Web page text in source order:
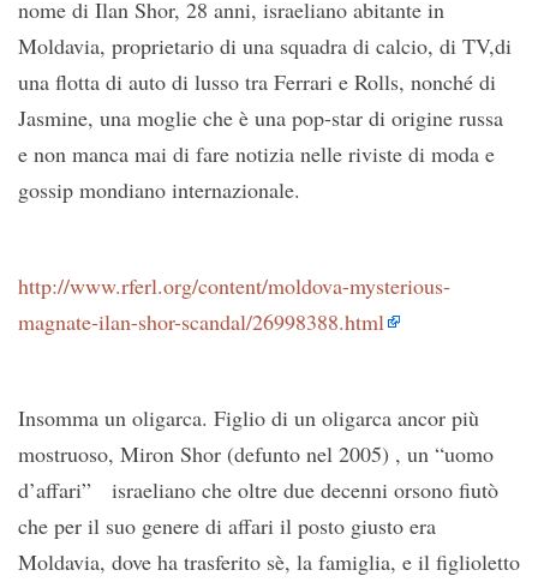
nome di Ilan Shor, 28 anni, israeliano abitante in
Moldavia, proprietario di una squadra di calcio, di TV,di
una flotta di auto di lusso tra Ferrari e Rolls, nonché di
Jasmine, una moglie che è una pop-star di origine russa
e non manca mai di fare notizia nelle riviste di moda e
gossip mondiano internazionale.
http://www.rferl.org/content/moldova-mysterious-
magnate-ilan-shor-scandal/26998388.html
Insomma un oligarca. Figlio di un oligarca ancor più
mostruoso, Miron Shor (defunto nel 2005) , un “uomo
d’affari” israeliano che oltre due decenni orsono fiutò
che per il suo genere di affari il posto giusto era
Moldavia, dove ha trasferito sè, la famiglia, e il figlioletto